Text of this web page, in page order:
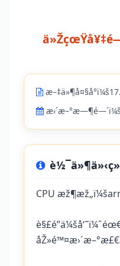
è½¯ä»¶ä»‹ç»
CPU